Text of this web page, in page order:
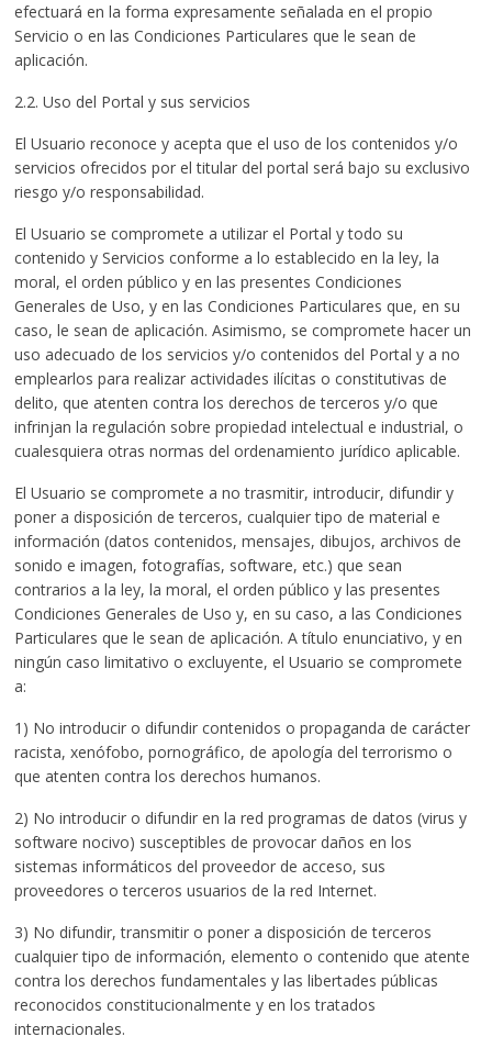
efectuará en la forma expresamente señalada en el propio
Servicio o en las Condiciones Particulares que le sean de
aplicación.
2.2. Uso del Portal y sus servicios
El Usuario reconoce y acepta que el uso de los contenidos y/o
servicios ofrecidos por el titular del portal será bajo su exclusivo
riesgo y/o responsabilidad.
El Usuario se compromete a utilizar el Portal y todo su
contenido y Servicios conforme a lo establecido en la ley, la
moral, el orden público y en las presentes Condiciones
Generales de Uso, y en las Condiciones Particulares que, en su
caso, le sean de aplicación. Asimismo, se compromete hacer un
uso adecuado de los servicios y/o contenidos del Portal y a no
emplearlos para realizar actividades ilícitas o constitutivas de
delito, que atenten contra los derechos de terceros y/o que
infrinjan la regulación sobre propiedad intelectual e industrial, o
cualesquiera otras normas del ordenamiento jurídico aplicable.
El Usuario se compromete a no trasmitir, introducir, difundir y
poner a disposición de terceros, cualquier tipo de material e
información (datos contenidos, mensajes, dibujos, archivos de
sonido e imagen, fotografías, software, etc.) que sean
contrarios a la ley, la moral, el orden público y las presentes
Condiciones Generales de Uso y, en su caso, a las Condiciones
Particulares que le sean de aplicación. A título enunciativo, y en
ningún caso limitativo o excluyente, el Usuario se compromete
a:
1) No introducir o difundir contenidos o propaganda de carácter
racista, xenófobo, pornográfico, de apología del terrorismo o
que atenten contra los derechos humanos.
2) No introducir o difundir en la red programas de datos (virus y
software nocivo) susceptibles de provocar daños en los
sistemas informáticos del proveedor de acceso, sus
proveedores o terceros usuarios de la red Internet.
3) No difundir, transmitir o poner a disposición de terceros
cualquier tipo de información, elemento o contenido que atente
contra los derechos fundamentales y las libertades públicas
reconocidos constitucionalmente y en los tratados
internacionales.